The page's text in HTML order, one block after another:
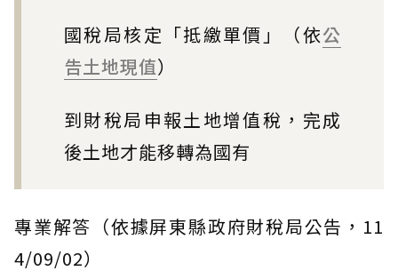
國稅局核定「抵繳單價」（依公
告土地現值）
到財稅局申報土地增值稅，完成
後土地才能移轉為國有
專業解答（依據屏東縣政府財稅局公告，11
4/09/02）